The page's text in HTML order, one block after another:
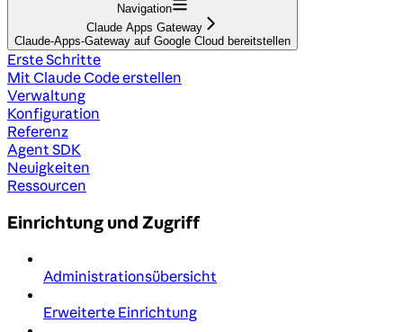
Navigation
Claude Apps Gateway
Claude-Apps-Gateway auf Google Cloud bereitstellen
Erste Schritte
Mit Claude Code erstellen
Verwaltung
Konfiguration
Referenz
Agent SDK
Neuigkeiten
Ressourcen
Einrichtung und Zugriff
Administrationsübersicht
Erweiterte Einrichtung